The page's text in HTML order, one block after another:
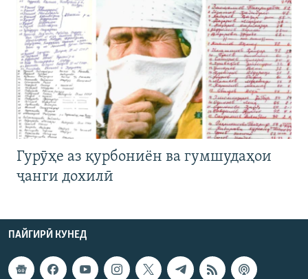
Гурӯҳе аз қурбониён ва гумшудаҳои
ҷанги дохилӣ
ПАЙГИРӢ КУНЕД